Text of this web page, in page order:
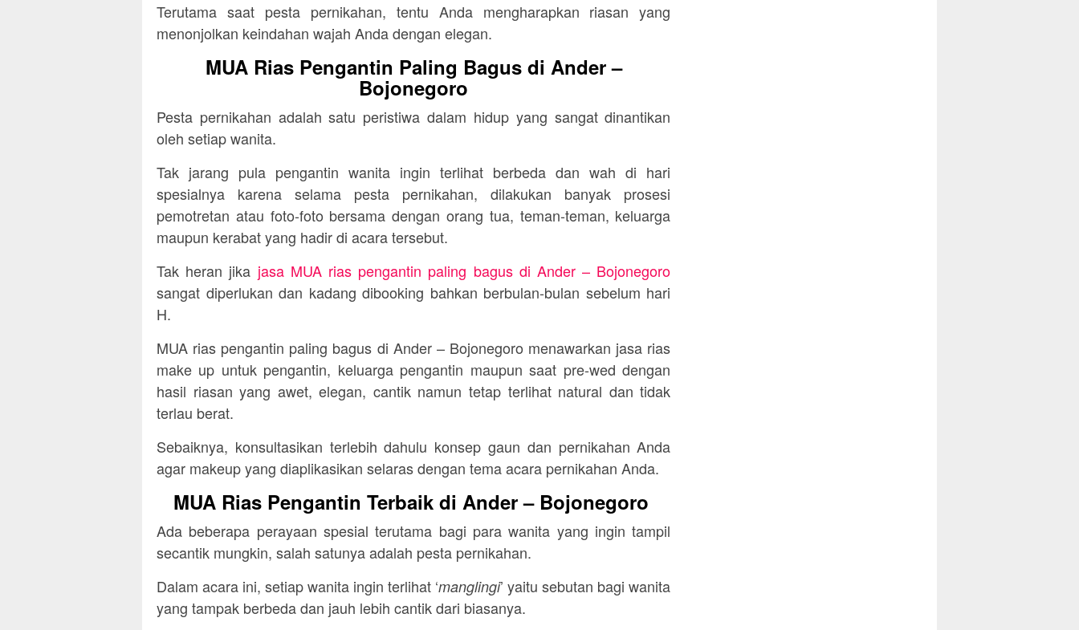
Terutama saat pesta pernikahan, tentu Anda mengharapkan riasan yang
menonjolkan keindahan wajah Anda dengan elegan.
MUA Rias Pengantin Paling Bagus di Ander –
Bojonegoro
Pesta pernikahan adalah satu peristiwa dalam hidup yang sangat dinantikan
oleh setiap wanita.
Tak jarang pula pengantin wanita ingin terlihat berbeda dan wah di hari
spesialnya karena selama pesta pernikahan, dilakukan banyak prosesi
pemotretan atau foto-foto bersama dengan orang tua, teman-teman, keluarga
maupun kerabat yang hadir di acara tersebut.
Tak heran jika jasa MUA rias pengantin paling bagus di Ander – Bojonegoro
sangat diperlukan dan kadang dibooking bahkan berbulan-bulan sebelum hari
H.
MUA rias pengantin paling bagus di Ander – Bojonegoro menawarkan jasa rias
make up untuk pengantin, keluarga pengantin maupun saat pre-wed dengan
hasil riasan yang awet, elegan, cantik namun tetap terlihat natural dan tidak
terlau berat.
Sebaiknya, konsultasikan terlebih dahulu konsep gaun dan pernikahan Anda
agar makeup yang diaplikasikan selaras dengan tema acara pernikahan Anda.
MUA Rias Pengantin Terbaik di Ander – Bojonegoro
Ada beberapa perayaan spesial terutama bagi para wanita yang ingin tampil
secantik mungkin, salah satunya adalah pesta pernikahan.
Dalam acara ini, setiap wanita ingin terlihat ‘manglingi’ yaitu sebutan bagi wanita
yang tampak berbeda dan jauh lebih cantik dari biasanya.